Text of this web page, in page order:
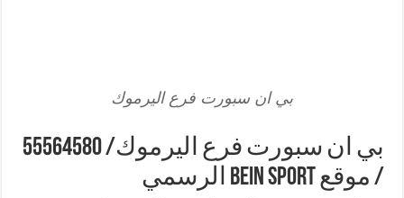
بي ان سبورت فرع اليرموك
بي ان سبورت فرع اليرموك/ 55564580
/ موقع bein sport الرسمي